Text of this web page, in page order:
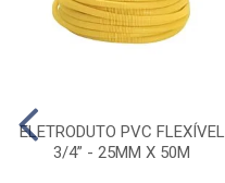
ELETRODUTO PVC FLEXÍVEL
3/4” - 25MM X 50M